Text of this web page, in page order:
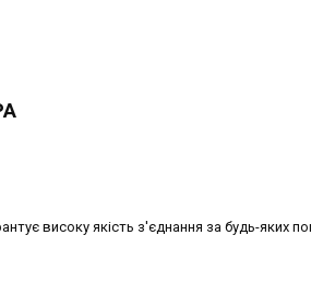
високу якість з'єднання за будь-яких